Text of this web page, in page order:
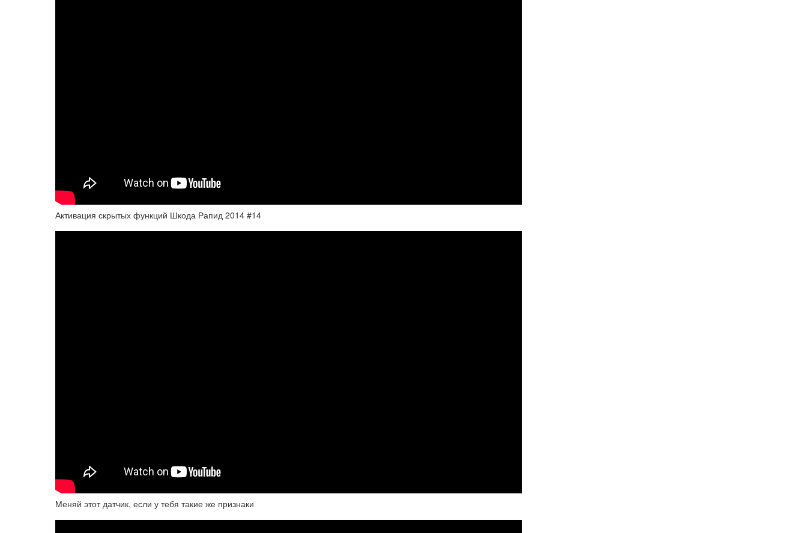
Активация скрытых функций Шкода Рапид 2014 #14
Меняй этот датчик, если у тебя такие же признаки